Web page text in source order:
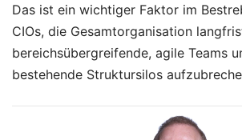
Das ist ein wichtiger Faktor im
CIOs, die Gesamtorganisation
bereichsübergreifende, agile Teams
bestehende Struktursilos